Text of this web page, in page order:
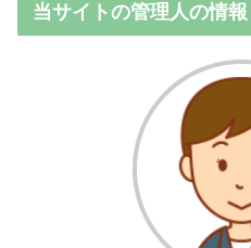
当サイトの管理人の情報